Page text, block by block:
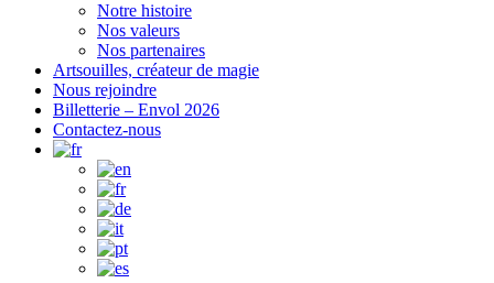
Notre histoire
Nos valeurs
Nos partenaires
Artsouilles, créateur de magie
Nous rejoindre
Billetterie – Envol 2026
Contactez-nous